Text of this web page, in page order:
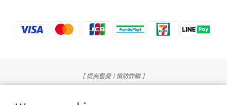
【 提高警覺 ! 慎防詐騙 】
何理由詢問您的信用卡號或要求操作ATM。